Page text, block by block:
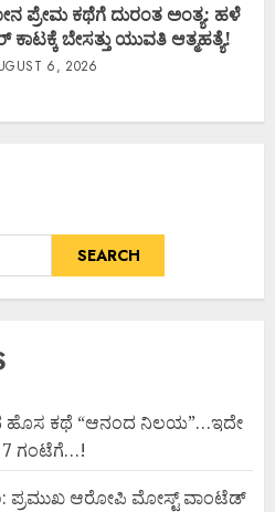
ಪ್ರೇಮ ಕಥೆಗೆ ದುರಂತ ಅಂತ್ಯ: ಹಳೆ
ಬೇಸತ್ತು ಯುವತಿ ಆತ್ಮಹತ್ಯೆ!
6, 2026
SEARCH
ಹೊಸ ಕಥೆ “ಆನಂದ ನಿಲಯ”…ಇದೇ
7 ಗಂಟೆಗೆ…!
ಪ್ರಮುಖ ಆರೋಪಿ ಮೋಸ್ಟ್ ವಾಂಟೆಡ್